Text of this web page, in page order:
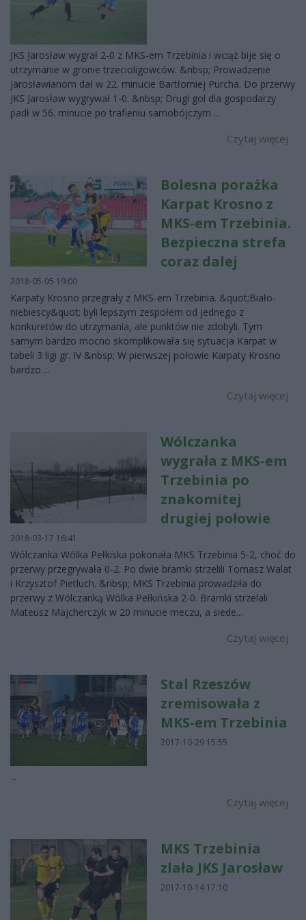
JKS Jarosław wygrał 2-0 z MKS-em Trzebinia i wciąż bije się o
utrzymanie w gronie trzecioligowców. &nbsp; Prowadzenie
jarosławianom dał w 22. minucie Bartłomiej Purcha. Do przerwy
JKS Jarosław wygrywał 1-0. &nbsp; Drugi gol dla gospodarzy
padł w 56. minucie po trafieniu samobójczym ...
Czytaj więcej
Bolesna porażka
Karpat Krosno z
MKS-em Trzebinia.
Bezpieczna strefa
coraz dalej
2018-05-05 19:00
Karpaty Krosno przegrały z MKS-em Trzebinia. &quot;Biało-
niebiescy&quot; byli lepszym zespołem od jednego z
konkuretów do utrzymania, ale punktów nie zdobyli. Tym
samym bardzo mocno skomplikowała się sytuacja Karpat w
tabeli 3 ligi gr. IV &nbsp; W pierwszej połowie Karpaty Krosno
bardzo ...
Czytaj więcej
Wólczanka
wygrała z MKS-em
Trzebinia po
znakomitej
drugiej połowie
2018-03-17 16:41
Wólczanka Wólka Pełkiska pokonała MKS Trzebinia 5-2, choć do
przerwy przegrywała 0-2. Po dwie bramki strzelili Tomasz Walat
i Krzysztof Pietluch. &nbsp; MKS Trzebinia prowadziła do
przerwy z Wólczanką Wólka Pełkińska 2-0. Bramki strzelali
Mateusz Majcherczyk w 20 minucie meczu, a siede...
Czytaj więcej
Stal Rzeszów
zremisowała z
MKS-em Trzebinia
2017-10-29 15:55
...
Czytaj więcej
MKS Trzebinia
zlała JKS Jarosław
2017-10-14 17:10